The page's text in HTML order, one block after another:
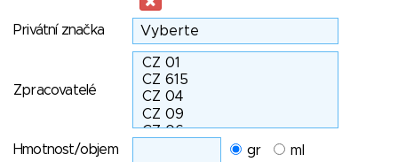
Privátní značka
Zpracovatelé
Hmotnost/objem gr
ml